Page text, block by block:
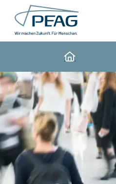
Direkt zu den Inhalten springen
Home